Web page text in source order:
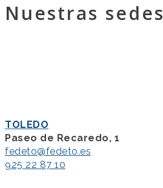
Nuestras sedes
TOLEDO
Paseo de Recaredo, 1
fedeto@fedeto.es
925 22 87 10